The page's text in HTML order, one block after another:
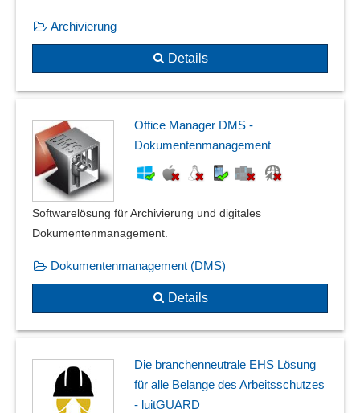
Archivierung
Details
Office Manager DMS -
Dokumentenmanagement
Softwarelösung für Archivierung und digitales
Dokumentenmanagement.
Dokumentenmanagement (DMS)
Details
Die branchenneutrale EHS Lösung
für alle Belange des Arbeitsschutzes
- luitGUARD